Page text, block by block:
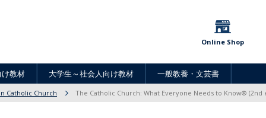
Online Shop
教材 大学生～社会人向け教材 一般教養・文芸書
Catholic Church The Catholic Church: What Everyone Needs to Know® (2nd